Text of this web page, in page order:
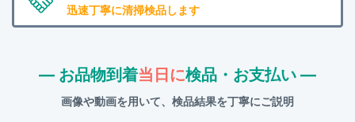
迅速丁寧に清掃検品します
― お品物到着当日に検品・お支払い ―
画像や動画を用いて、検品結果を丁寧にご説明